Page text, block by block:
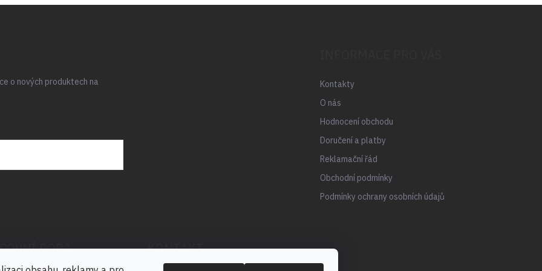
o nových produktech na
Kontakty
O nás
Hodnocení obchodu
Doručení a platby
Reklamační řád
Obchodní podmínky
Podmínky ochrany osobních údajů
DOBA KONTAKT